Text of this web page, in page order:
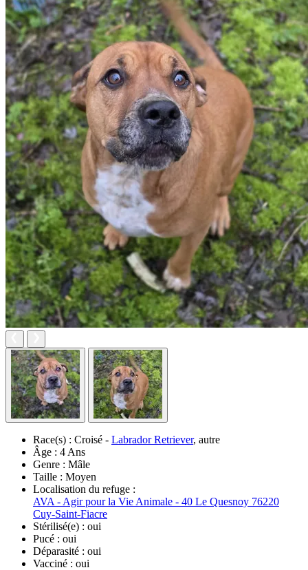
Race(s) : Croisé - Labrador Retriever, autre
Âge : 4 Ans
Genre : Mâle
Taille : Moyen
Localisation du refuge :
AVA - Agir pour la Vie Animale - 40 Le Quesnoy 76220
Cuy-Saint-Fiacre
Stérilisé(e) : oui
Pucé : oui
Déparasité : oui
Vacciné : oui